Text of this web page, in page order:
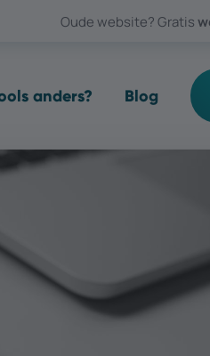
Oude website? Gratis
anders? Blog